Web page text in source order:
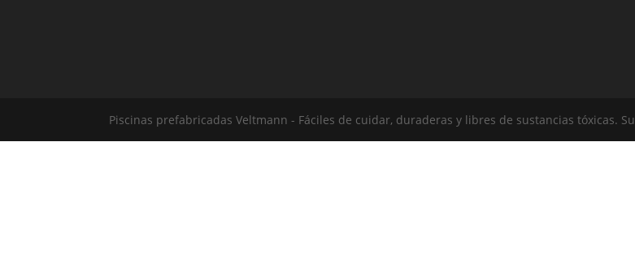
Piscinas prefabricadas Veltmann - Fáciles de cuidar, duraderas y libres de sustancias tóxicas.